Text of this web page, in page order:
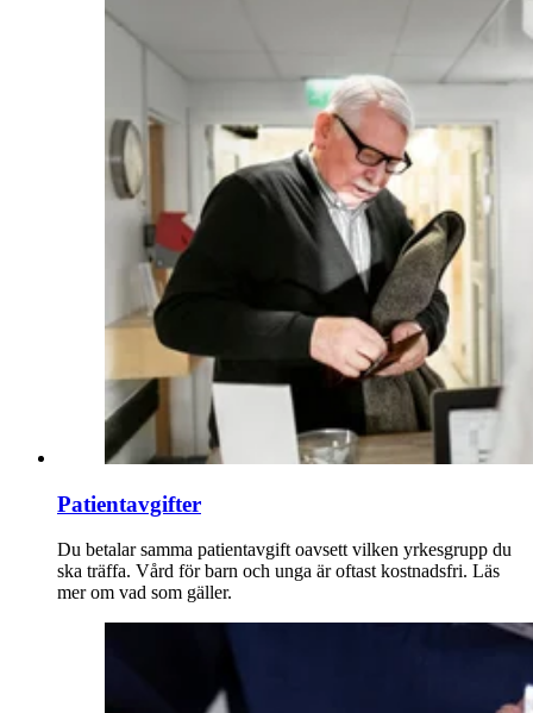
Patientavgifter
Du betalar samma patientavgift oavsett vilken yrkesgrupp du
ska träffa. Vård för barn och unga är oftast kostnadsfri. Läs
mer om vad som gäller.